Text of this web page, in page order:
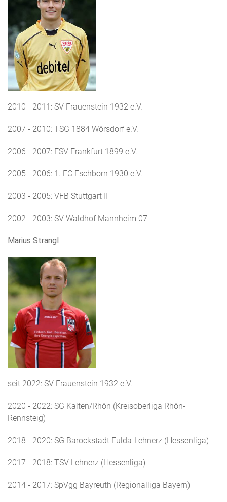
2010 - 2011: SV Frauenstein 1932 e.V.
2007 - 2010: TSG 1884 Wörsdorf e.V.
2006 - 2007: FSV Frankfurt 1899 e.V.
2005 - 2006: 1. FC Eschborn 1930 e.V.
2003 - 2005: VFB Stuttgart II
2002 - 2003: SV Waldhof Mannheim 07
Marius Strangl
seit 2022: SV Frauenstein 1932 e.V.
2020 - 2022: SG Kalten/Rhön (Kreisoberliga Rhön-
Rennsteig)
2018 - 2020: SG Barockstadt Fulda-Lehnerz (Hessenliga)
2017 - 2018: TSV Lehnerz (Hessenliga)
2014 - 2017: SpVgg Bayreuth (Regionalliga Bayern)